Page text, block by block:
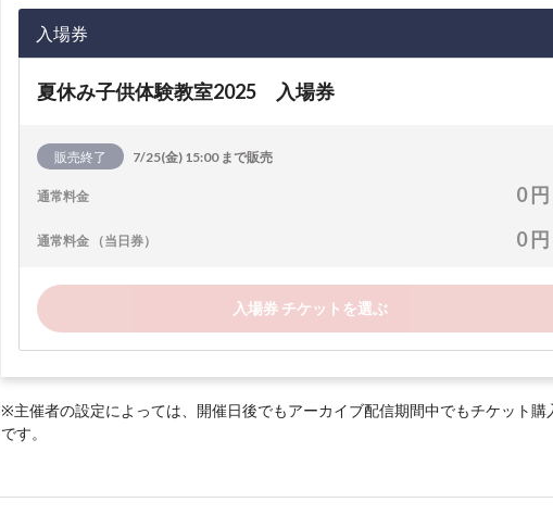
入場券
夏休み子供体験教室2025 入場券
販売終了 7/25(金) 15:00 まで販売
通常料金 0 円
通常料金 （当日券） 0 円
入場券 チケットを選ぶ
※主催者の設定によっては、開催日後でもアーカイブ配信期間中でもチケット購
です。